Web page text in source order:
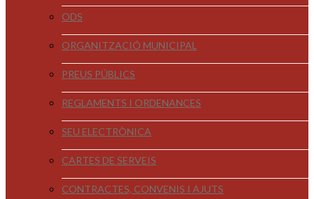
ODS
ORGANITZACIÓ MUNICIPAL
PREUS PÚBLICS
REGLAMENTS I ORDENANCES
SEU ELECTRÒNICA
CARTES DE SERVEIS
CONTRACTES, CONVENIS I AJUTS